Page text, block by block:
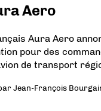
Aero
Aura Aero
pour des
de transport
Jean-François